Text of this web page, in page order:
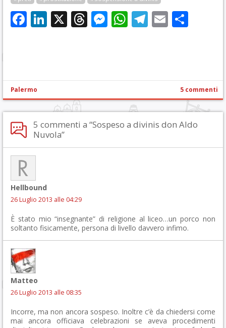
Facebook
LinkedIn
X Threads
Messenger
WhatsApp
Telegram
Email
Palermo 5 commenti
5 commenti a “Sospeso a divinis don Aldo
Nuvola”
Hellbound
26 Luglio 2013 alle 04:29
È stato mio “insegnante” di religione al liceo…un porco non
soltanto fisicamente, persona di livello davvero infimo.
Matteo
26 Luglio 2013 alle 08:35
Incorre, ma non ancora sospeso. Inoltre c’è da chiedersi come
mai ancora officiava celebrazioni se aveva procedimenti